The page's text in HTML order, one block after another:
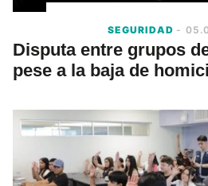
SEGURIDAD -
Disputa entre grupos
pese a la baja de